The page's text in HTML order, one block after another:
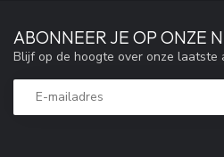
ABONNEER JE OP ONZE
Blijf op de hoogte over onze laatste